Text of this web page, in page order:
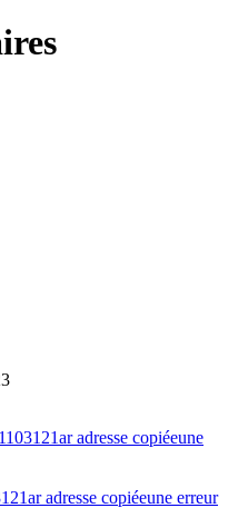
adresse copiéeune
adresse copiéeune erreur